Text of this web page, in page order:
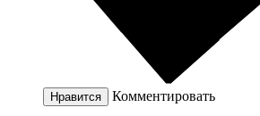
Нравится Комментировать